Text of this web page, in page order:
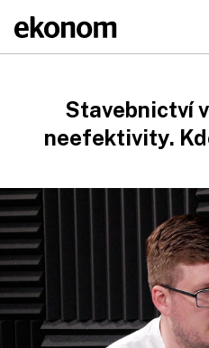
Stavebnictví
neefektivity.